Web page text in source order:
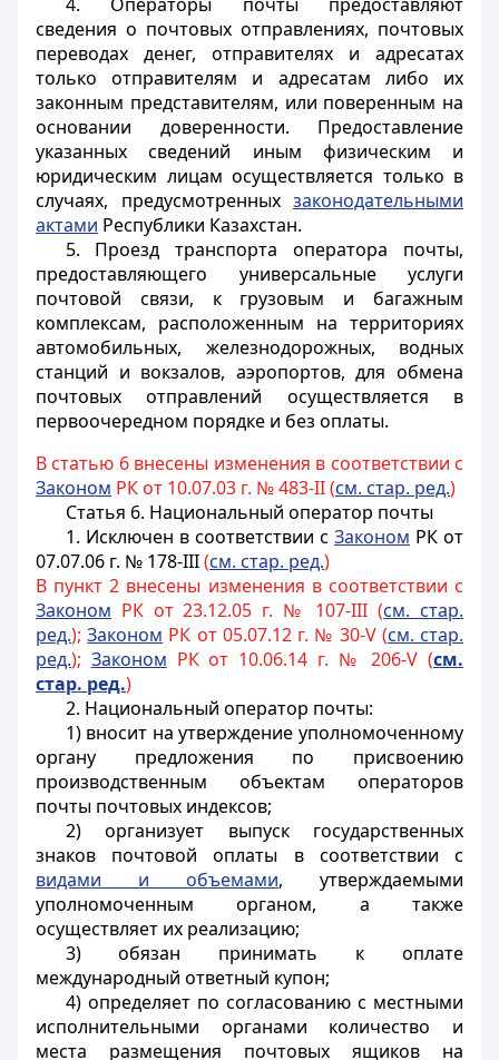
сведения о почтовых отправлениях, почтовых
переводах денег, отправителях и адресатах
только отправителям и адресатам либо их
законным представителям, или поверенным на
основании доверенности. Предоставление
указанных сведений иным физическим и
юридическим лицам осуществляется только в
случаях, предусмотренных законодательными
актами Республики Казахстан.
5. Проезд транспорта оператора почты,
предоставляющего универсальныеуслуги
почтовой связи, к грузовым и багажным
комплексам, расположенным на территориях
автомобильных, железнодорожных, водных
станций и вокзалов, аэропортов, для обмена
почтовых отправлений осуществляется в
первоочередном порядке и без оплаты.
В статью 6 внесены изменения в соответствии с
Законом РК от 10.07.03 г. № 483-II (см. стар. ред.)
Статья 6. Национальный оператор почты
1. Исключен в соответствии с Законом РК от
07.07.06 г. № 178-III(см. стар. ред.)
В пункт 2 внесены изменения в соответствии с
Законом РК от 23.12.05 г. № 107-III (см. стар.
ред.);Законом РК от 05.07.12 г. № 30-V (см. стар.
ред.); Законом РК от 10.06.14 г. № 206-V (см.
стар. ред.)
2. Национальный оператор почты:
1) вносит на утверждение уполномоченному
органу предложения по присвоению
производственным объектам операторов
почты почтовых индексов;
2) организует выпуск государственных
знаков почтовой оплаты в соответствии с
видами и объемами, утверждаемыми
уполномоченным органом, а также
осуществляет их реализацию;
3) обязан принимать к оплате
международный ответный купон;
4) определяет по согласованию с местными
исполнительными органами количество и
места размещения почтовых ящиков на